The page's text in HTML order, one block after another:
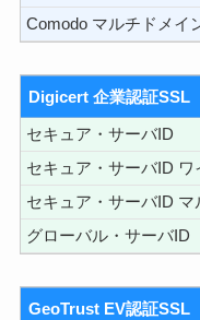
Comodo マルチドメイ
Digicert 企業認証SSL
セキュア・サーバID
セキュア・サーバID ワ
セキュア・サーバID マ
グローバル・サーバID
GeoTrust EV認証SSL